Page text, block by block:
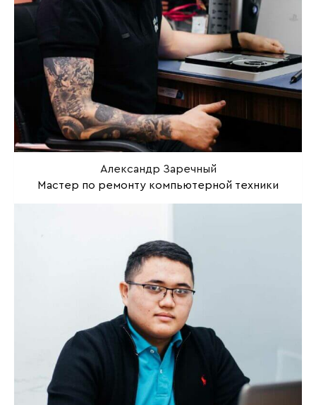
Александр Заречный
Мастер по ремонту компьютерной техники